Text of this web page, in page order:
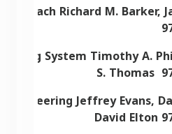
Richard M. Barker,
System Timothy A.
S. Thomas
Jeffrey Evans,
David Elton